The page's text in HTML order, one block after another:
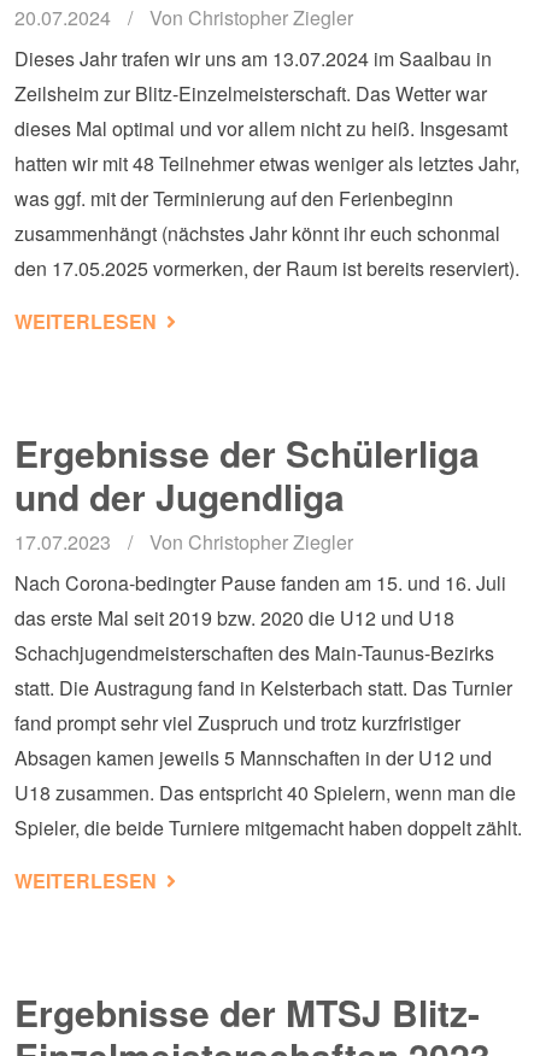
20.07.2024 Von Christopher Ziegler
Dieses Jahr trafen wir uns am 13.07.2024 im Saalbau in
Zeilsheim zur Blitz-Einzelmeisterschaft. Das Wetter war
dieses Mal optimal und vor allem nicht zu heiß. Insgesamt
hatten wir mit 48 Teilnehmer etwas weniger als letztes Jahr,
was ggf. mit der Terminierung auf den Ferienbeginn
zusammenhängt (nächstes Jahr könnt ihr euch schonmal
den 17.05.2025 vormerken, der Raum ist bereits reserviert).
WEITERLESEN ÜBER BERICHT MTSJ-BLITZ-
Ergebnisse der Schülerliga
und der Jugendliga
17.07.2023 Von Christopher Ziegler
Nach Corona-bedingter Pause fanden am 15. und 16. Juli
das erste Mal seit 2019 bzw. 2020 die U12 und U18
Schachjugendmeisterschaften des Main-Taunus-Bezirks
statt. Die Austragung fand in Kelsterbach statt. Das Turnier
fand prompt sehr viel Zuspruch und trotz kurzfristiger
Absagen kamen jeweils 5 Mannschaften in der U12 und
U18 zusammen. Das entspricht 40 Spielern, wenn man die
Spieler, die beide Turniere mitgemacht haben doppelt zählt.
WEITERLESEN ÜBER ERGEBNISSE DER
Ergebnisse der MTSJ Blitz-